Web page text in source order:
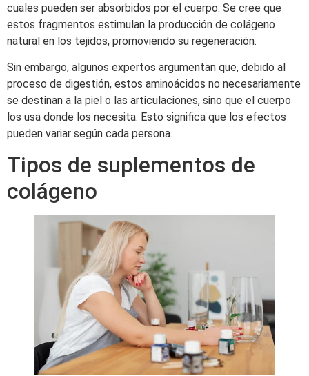
cuales pueden ser absorbidos por el cuerpo. Se cree que
estos fragmentos estimulan la producción de colágeno
natural en los tejidos, promoviendo su regeneración.
Sin embargo, algunos expertos argumentan que, debido al
proceso de digestión, estos aminoácidos no necesariamente
se destinan a la piel o las articulaciones, sino que el cuerpo
los usa donde los necesita. Esto significa que los efectos
pueden variar según cada persona.
Tipos de suplementos de
colágeno